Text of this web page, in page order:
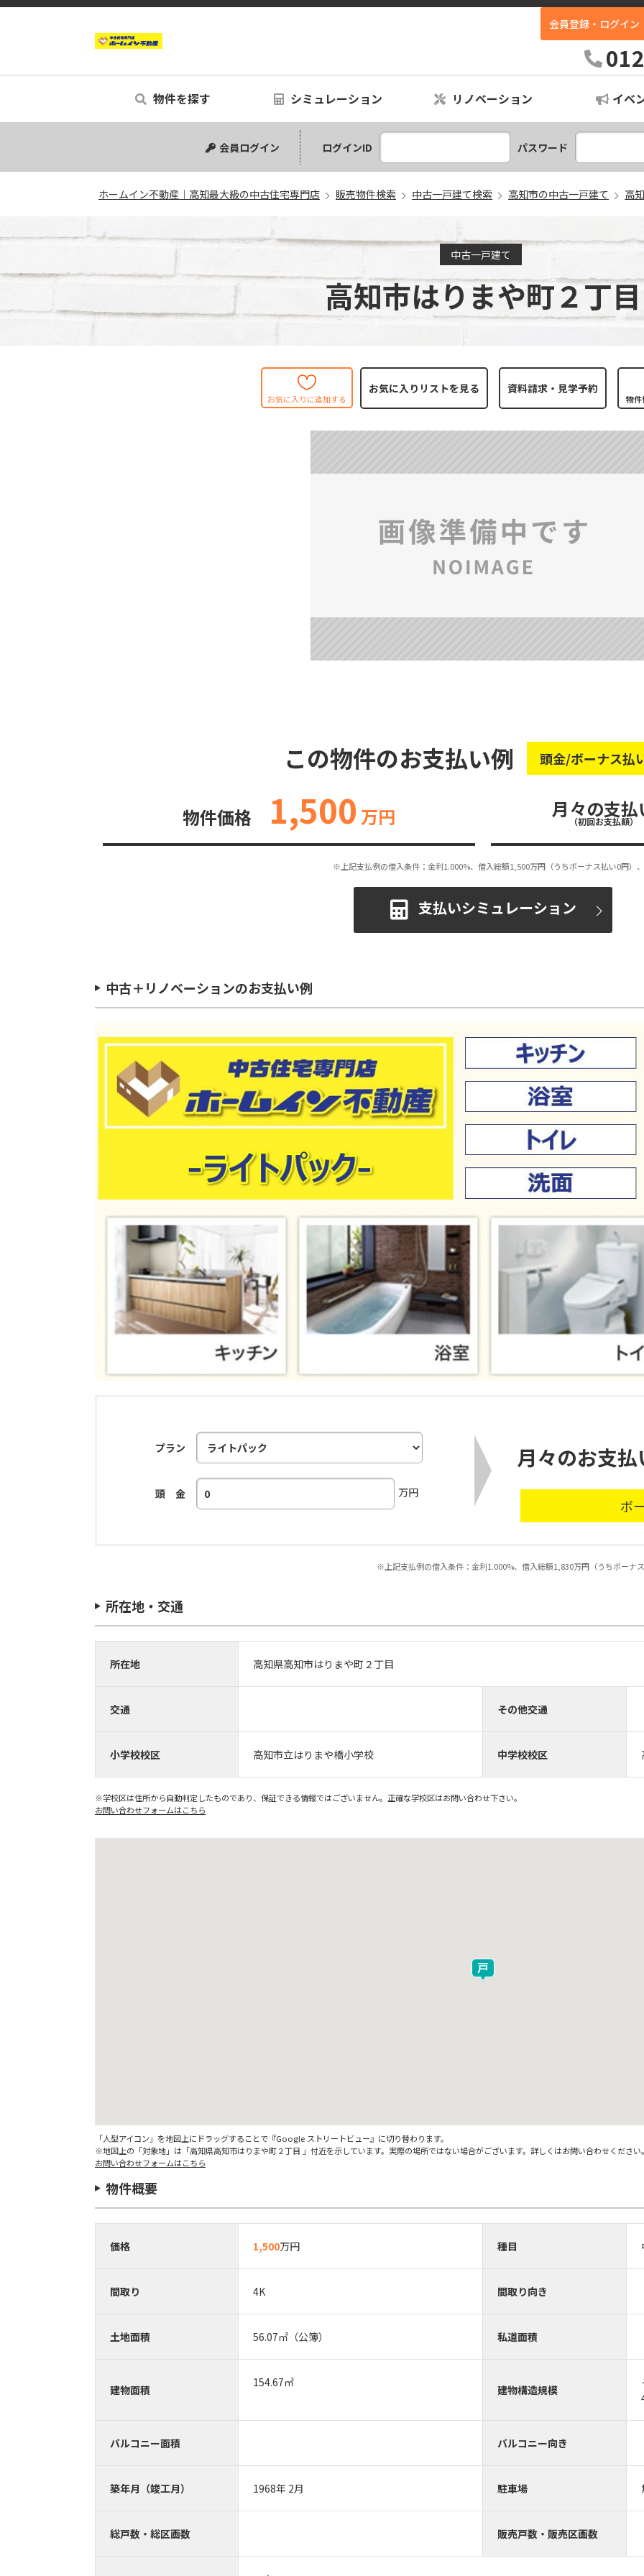
ホームイン不動産｜高知最大級の中古住宅専門店
会員登録・ログイン
物件を探す
中古一戸建て
中古マンション
事業用
新築一戸建て
土地
シミュレーション
シミュレーション
リノベーションプラン
リノベーション イベ
会員ログイン ログインID パスワード
ホームイン不動産｜高知最大級の中古住宅専門店 販売物件検索 中古一戸建て検索 高知市の中古一戸建て 高
中古一戸建て
高知市はりまや町２丁目
お気に入りに追加する
お気に入りリストを見る
物件
この物件のお支払い例 頭金/ボーナス払
物件価格 1,500 万円 月々の支払
（初回お支払額）
※上記支払例の借入条件：金利1.000%、借入総額1,500万円（うちボーナス払い0円）
支払いシミュレーション
中古＋リノベーションのお支払い例
プラン
頭 金 万円
月々のお支払
ボ
※上記支払例の借入条件：金利1.000%、借入総額1,830万円（うちボーナ
所在地・交通
所在地 高知県高知市はりまや町２丁目
交通 その他交通
小学校校区 高知市立はりまや橋小学校 中学校校区
※学校区は住所から自動判定したものであり、保証できる情報ではございません。正確な学校区はお問い合わせ下さい。
お問い合わせフォームはこちら
「人型アイコン」を地図上にドラッグすることで『Google ストリートビュー』に切り替わります。
※地図上の「対象地」は「高知県高知市はりまや町２丁目 」付近を示しています。実際の場所ではない場合がございます。詳しくはお問い合わせください。
お問い合わせフォームはこちら
物件概要
価格 1,500万円 種目
間取り 4K 間取り向き
土地面積 56.07㎡（公簿） 私道面積
建物面積
154.67㎡
建物構造規模
バルコニー面積 バルコニー向き
築年月（竣工月） 1968年 2月 駐車場
総戸数・総区画数 販売戸数・販売区画数